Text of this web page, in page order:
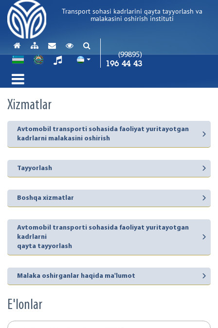
Transport sohasi kadrlarini qayta tayyorlash va
malakasini oshirish instituti
(99895)
196 44 43
Xizmatlar
Avtomobil transporti sohasida faoliyat yuritayotgan
kadrlarni malakasini oshirish
Tayyorlash
Boshqa xizmatlar
Avtomobil transporti sohasida faoliyat yuritayotgan
kadrlarni
qayta tayyorlash
Malaka oshirganlar haqida ma'lumot
E'lonlar